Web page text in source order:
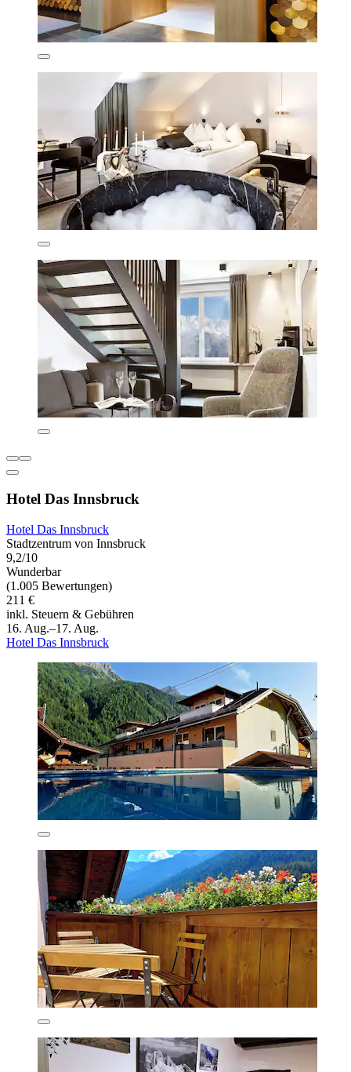
Hotel Das Innsbruck
Hotel Das Innsbruck
Stadtzentrum von Innsbruck
9,2/10
Wunderbar
(1.005 Bewertungen)
211 €
inkl. Steuern & Gebühren
16. Aug.–17. Aug.
Hotel Das Innsbruck